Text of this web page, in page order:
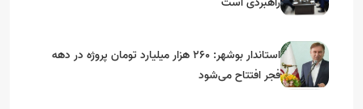
استاندار بوشهر: ۲۶۰ هزار میلیارد تومان پروژه در دهه
فجر افتتاح می‌شود